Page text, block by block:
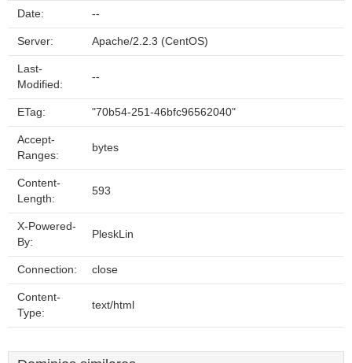
Date: --
Server: Apache/2.2.3 (CentOS)
Last-
Modified:
--
ETag: "70b54-251-46bfc96562040"
Accept-
Ranges:
bytes
Content-
Length:
593
X-Powered-
By:
PleskLin
Connection: close
Content-
Type:
text/html